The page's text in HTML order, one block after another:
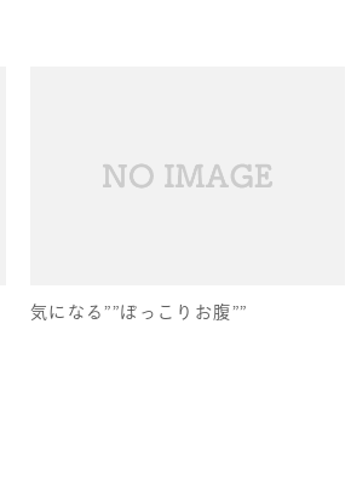
気になる””ぽっこりお腹””